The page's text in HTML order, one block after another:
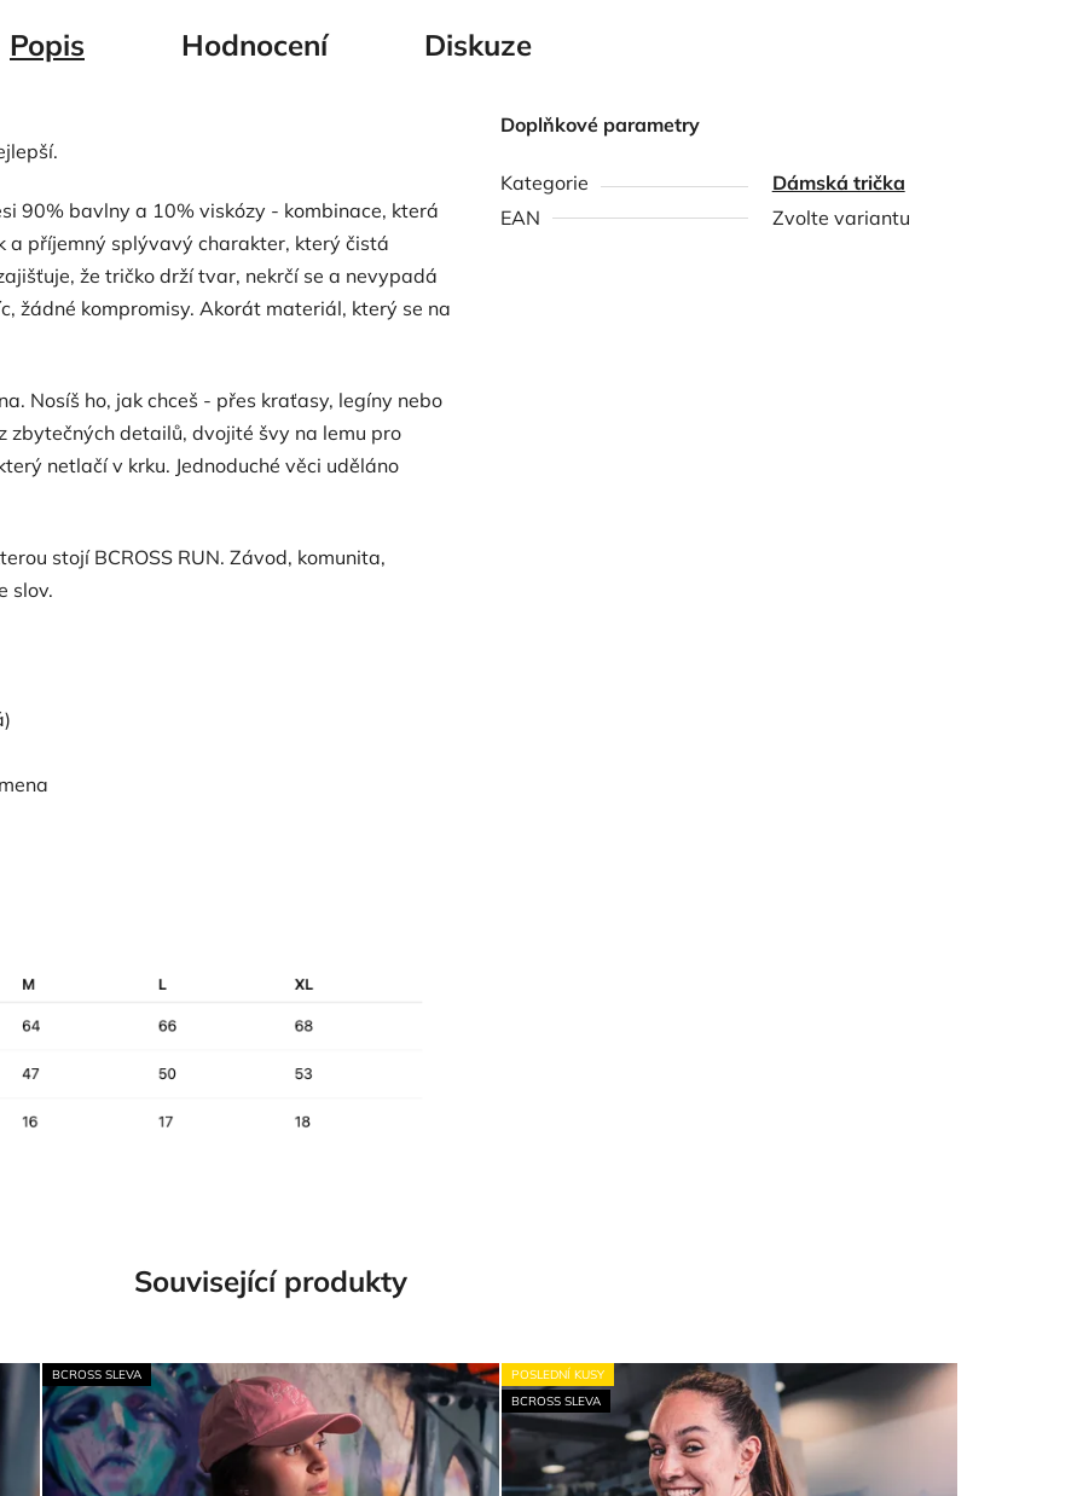
Popis Hodnocení Diskuze
90% bavlny a 10% viskózy - kombinace, která
a příjemný splývavý charakter, který čistá
že tričko drží tvar, nekrčí se a nevypadá
žádné kompromisy. Akorát materiál, který se na
Nosíš ho, jak chceš - přes kraťasy, legíny nebo
zbytečných detailů, dvojité švy na lemu pro
netlačí v krku. Jednoduché věci uděláno
stojí BCROSS RUN. Závod, komunita,
slov.
Doplňkové parametry
Kategorie
Dámská trička
EAN
Zvolte variantu
Související produkty
BCROSS SLEVA
POSLEDNÍ KUSY
BCROSS SLEVA